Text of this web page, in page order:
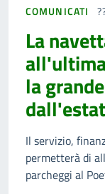
COMUNICATI
La
la
Il servizio,
permetterà di
parcheggi al